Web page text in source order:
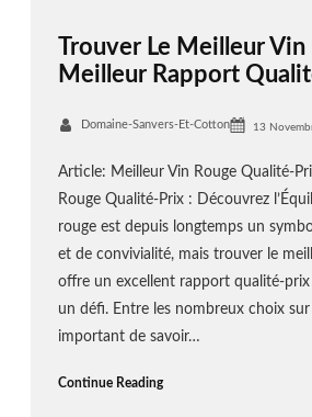
Trouver Le Meilleur Vin
Meilleur Rapport
Domaine-Sanvers-Et-Cotton 13
Article: Meilleur Vin Rouge Qualité-
Rouge Qualité-Prix : Découvrez
rouge est depuis longtemps un
et de convivialité, mais trouver le
offre un excellent rapport qualité-
un défi. Entre les nombreux choix
important de savoir…
Continue Reading